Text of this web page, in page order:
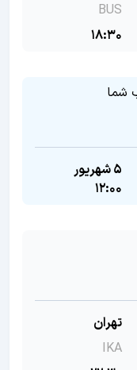
BUS
18:30
شما
5 شهریور
12:00
تهران
IKA